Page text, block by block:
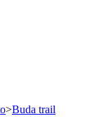
>Buda trail